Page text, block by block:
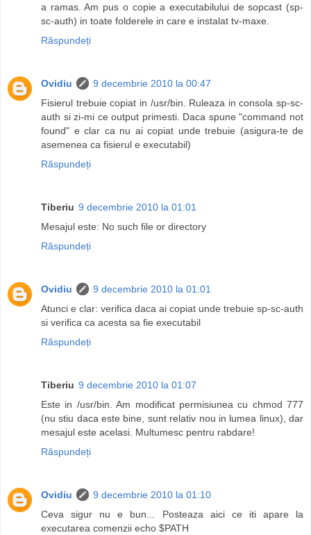
a ramas. Am pus o copie a executabilului de sopcast (sp-
sc-auth) in toate folderele in care e instalat tv-maxe.
Răspundeți
Ovidiu
9 decembrie 2010 la 00:47
Fisierul trebuie copiat in /usr/bin. Ruleaza in consola sp-sc-
auth si zi-mi ce output primesti. Daca spune "command not
found" e clar ca nu ai copiat unde trebuie (asigura-te de
asemenea ca fisierul e executabil)
Răspundeți
Tiberiu 9 decembrie 2010 la 01:01
Mesajul este: No such file or directory
Răspundeți
Ovidiu
9 decembrie 2010 la 01:01
Atunci e clar: verifica daca ai copiat unde trebuie sp-sc-auth
si verifica ca acesta sa fie executabil
Răspundeți
Tiberiu 9 decembrie 2010 la 01:07
Este in /usr/bin. Am modificat permisiunea cu chmod 777
(nu stiu daca este bine, sunt relativ nou in lumea linux), dar
mesajul este acelasi. Multumesc pentru rabdare!
Răspundeți
Ovidiu
9 decembrie 2010 la 01:10
Ceva sigur nu e bun... Posteaza aici ce iti apare la
executarea comenzii echo $PATH